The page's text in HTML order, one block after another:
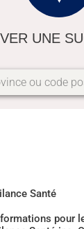
UNE
Santé
pour